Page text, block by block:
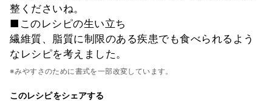
整くださいね。
■このレシピの生い立ち
繊維質、脂質に制限のある疾患でも食べられるよう
なレシピを考えました。
※みやすさのために書式を一部改変しています。
このレシピをシェアする